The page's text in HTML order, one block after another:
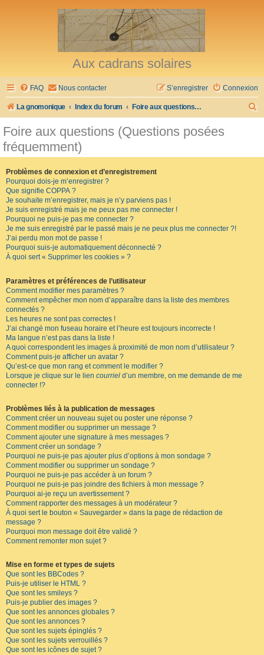
Aux cadrans solaires
FAQ Nous contacter Connexion
S’enregistrer
La gnomonique Index du forum Foire aux questions (Questions posées fréquemment)
Foire aux questions (Questions posées
fréquemment)
Problèmes de connexion et d’enregistrement
Pourquoi dois-je m’enregistrer ?
Que signifie COPPA ?
Je souhaite m’enregistrer, mais je n’y parviens pas !
Je suis enregistré mais je ne peux pas me connecter !
Pourquoi ne puis-je pas me connecter ?
Je me suis enregistré par le passé mais je ne peux plus me connecter ?!
J’ai perdu mon mot de passe !
Pourquoi suis-je automatiquement déconnecté ?
À quoi sert « Supprimer les cookies » ?
Paramètres et préférences de l’utilisateur
Comment modifier mes paramètres ?
Comment empêcher mon nom d’apparaître dans la liste des membres
connectés ?
Les heures ne sont pas correctes !
J’ai changé mon fuseau horaire et l’heure est toujours incorrecte !
Ma langue n’est pas dans la liste !
A quoi correspondent les images à proximité de mon nom d’utilisateur ?
Comment puis-je afficher un avatar ?
Qu’est-ce que mon rang et comment le modifier ?
Lorsque je clique sur le lien courriel d’un membre, on me demande de me
connecter !?
Problèmes liés à la publication de messages
Comment créer un nouveau sujet ou poster une réponse ?
Comment modifier ou supprimer un message ?
Comment ajouter une signature à mes messages ?
Comment créer un sondage ?
Pourquoi ne puis-je pas ajouter plus d’options à mon sondage ?
Comment modifier ou supprimer un sondage ?
Pourquoi ne puis-je pas accéder à un forum ?
Pourquoi ne puis-je pas joindre des fichiers à mon message ?
Pourquoi ai-je reçu un avertissement ?
Comment rapporter des messages à un modérateur ?
À quoi sert le bouton « Sauvegarder » dans la page de rédaction de
message ?
Pourquoi mon message doit être validé ?
Comment remonter mon sujet ?
Mise en forme et types de sujets
Que sont les BBCodes ?
Puis-je utiliser le HTML ?
Que sont les smileys ?
Puis-je publier des images ?
Que sont les annonces globales ?
Que sont les annonces ?
Que sont les sujets épinglés ?
Que sont les sujets verrouillés ?
Que sont les icônes de sujet ?